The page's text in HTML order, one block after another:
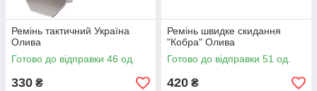
Ремінь тактичний Україна
Олива
Готово до відправки 46 од.
330 ₴
Ремінь швидке скидання
"Кобра" Олива
Готово до відправки 51 од.
420 ₴